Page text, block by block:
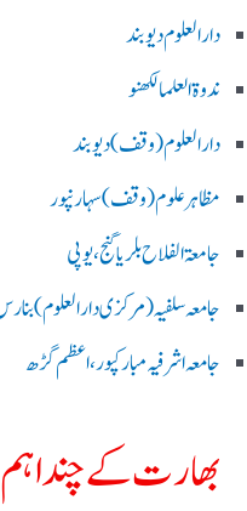
دارالعلوم دیوبند
ندوۃالعلما لکھنو
دارالعلوم (وقف)دیوبند
مظاہرعلوم (وقف)سہارنپور
جامعۃ الفلاح بلریاگنج،یوپی
جامعہ سلفیہ(مرکزی دارالعلوم
جامعہ اشرفیہ مبارکپور،اعظم گڑھ
بھارت کے چند